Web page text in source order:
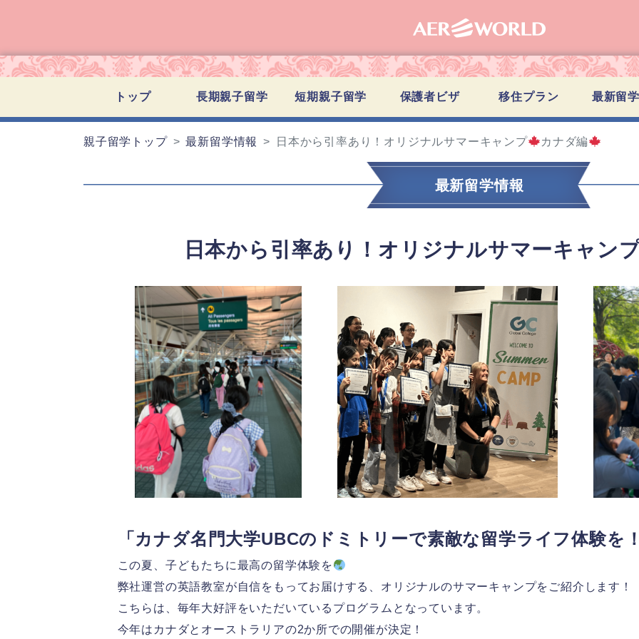
トップ 長期親子留学 短期親子留学 保護者ビザ 移住プラン 最新留
親子留学トップ 最新留学情報 日本から引率あり！オリジナルサマーキャンプ カナダ編
最新留学情報
日本から引率あり！オリジナルサマーキャン
「カナダ名門大学UBCのドミトリーで素敵な留学ライフ体験を
この夏、子どもたちに最高の留学体験を
弊社運営の英語教室が自信をもってお届けする、オリジナルのサマーキャンプをご紹介します！
こちらは、毎年大好評をいただいているプログラムとなっています。
今年はカナダとオーストラリアの2か所での開催が決定！